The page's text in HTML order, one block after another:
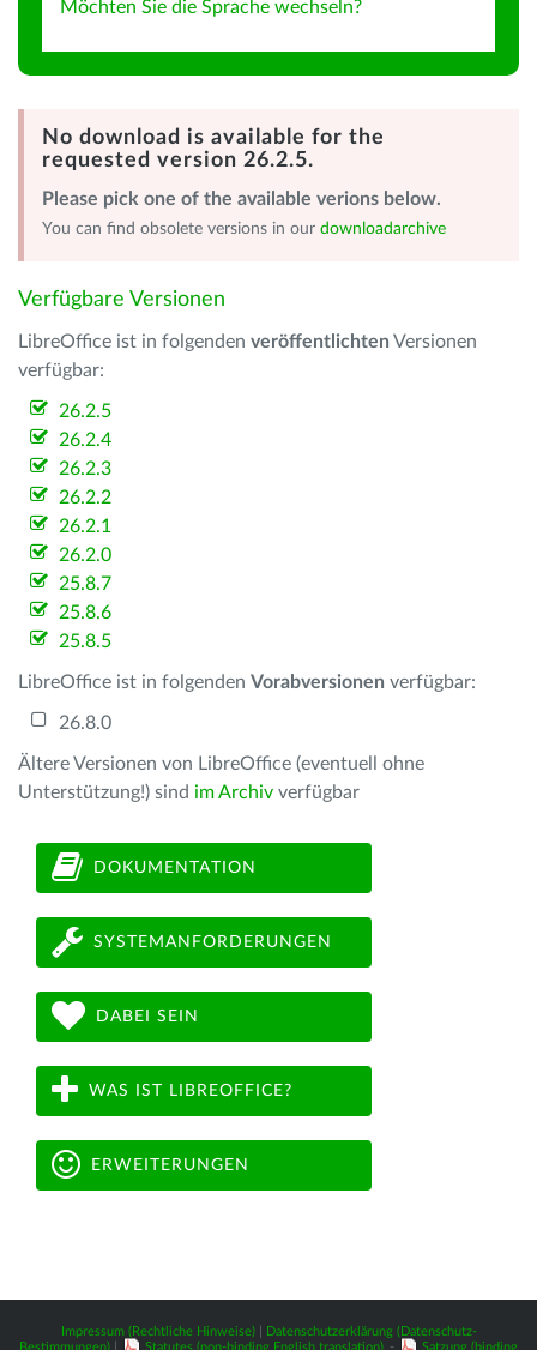
Möchten Sie die Sprache wechseln?
No download is available for the
requested version 26.2.5.
Please pick one of the available verions below.
You can find obsolete versions in our downloadarchive
Verfügbare Versionen
LibreOffice ist in folgenden veröffentlichten Versionen
verfügbar:
26.2.5
26.2.4
26.2.3
26.2.2
26.2.1
26.2.0
25.8.7
25.8.6
25.8.5
LibreOffice ist in folgenden Vorabversionen verfügbar:
26.8.0
Ältere Versionen von LibreOffice (eventuell ohne
Unterstützung!) sind im Archiv verfügbar
DOKUMENTATION
SYSTEMANFORDERUNGEN
DABEI SEIN
WAS IST LIBREOFFICE?
ERWEITERUNGEN
Impressum (Rechtliche Hinweise)|
Datenschutzerklärung (Datenschutz-
Bestimmungen)
Statutes (non-binding English translation) - Satzung (binding